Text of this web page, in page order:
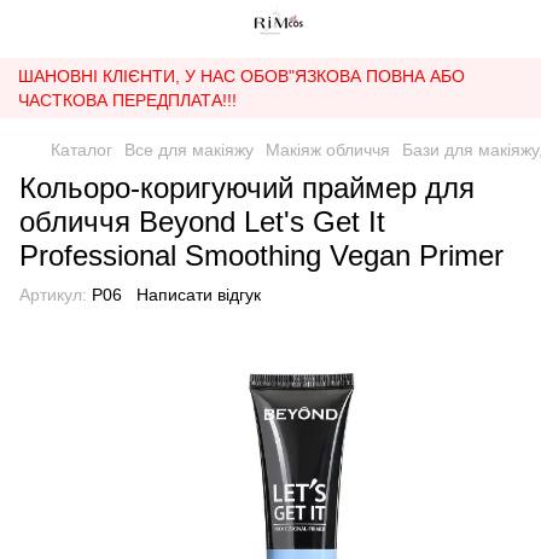
ШАНОВНІ КЛІЄНТИ, У НАС ОБОВ"ЯЗКОВА ПОВНА АБО
ЧАСТКОВА ПЕРЕДПЛАТА!!!
Каталог Все для макіяжу Макіяж обличчя Бази для
Кольоро-коригуючий праймер для
обличчя Beyond Let's Get It
Professional Smoothing Vegan Primer
Артикул: P06 Написати відгук